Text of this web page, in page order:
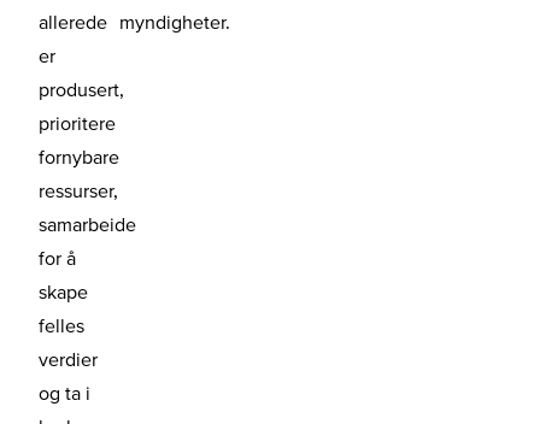
allerede
er
produsert,
prioritere
fornybare
ressurser,
samarbeide
for å
skape
felles
verdier
og ta i
myndigheter.